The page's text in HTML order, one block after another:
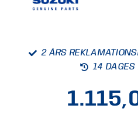
2 ÅRS
14 DAGES